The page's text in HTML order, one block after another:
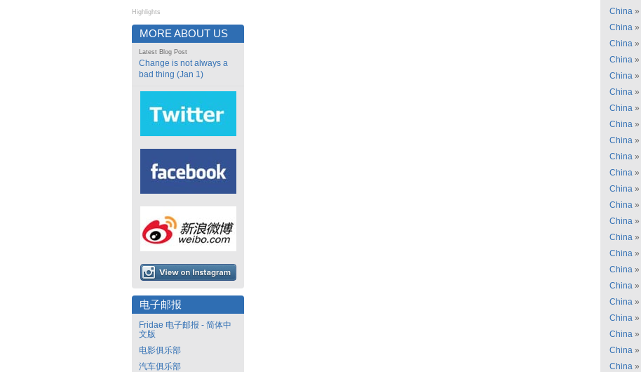
Highlights
MORE ABOUT US
Latest Blog Post
Change is not always a
bad thing (Jan 1)
电子邮报
Fridae 电子邮报 - 简体中
文版
电影俱乐部
汽车俱乐部
China »
China »
China »
China »
China »
China »
China »
China »
China »
China »
China »
China »
China »
China »
China »
China »
China »
China »
China »
China »
China »
China »
China »